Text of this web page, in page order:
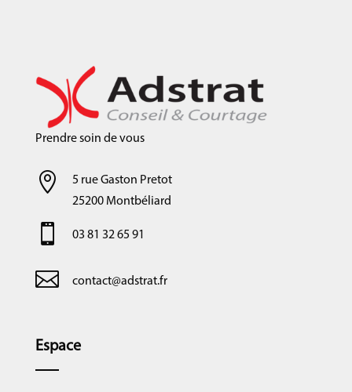
Prendre soin de vous

5 rue Gaston Pretot
25200 Montbéliard
 03 81 32 65 91
 contact@adstrat.fr
Espace